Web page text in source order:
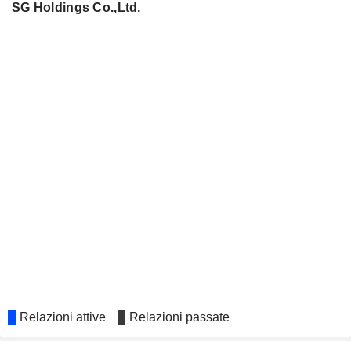
SG Holdings Co.,Ltd.
Relazioni attive Relazioni passate